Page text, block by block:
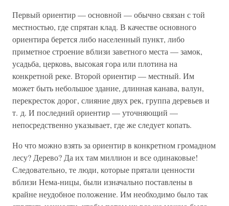
Первый ориентир — основной — обычно связан с той
местностью, где спрятан клад. В качестве основного
ориентира берется либо населенный пункт, либо
приметное строение вблизи заветного места — замок,
усадьба, церковь, высокая гора или плотина на
конкретной реке. Второй ориентир — местный. Им
может быть небольшое здание, длинная канава, валун,
перекресток дорог, слияние двух рек, группа деревьев и
т. д. И последний ориентир — уточняющий —
непосредственно указывает, где же следует копать.
Но что можно взять за ориентир в конкретном громадном
лесу? Дерево? Да их там миллион и все одинаковые!
Следовательно, те люди, которые прятали ценности
вблизи Нема-ницы, были изначально поставлены в
крайне неудобное положение. Им необходимо было так